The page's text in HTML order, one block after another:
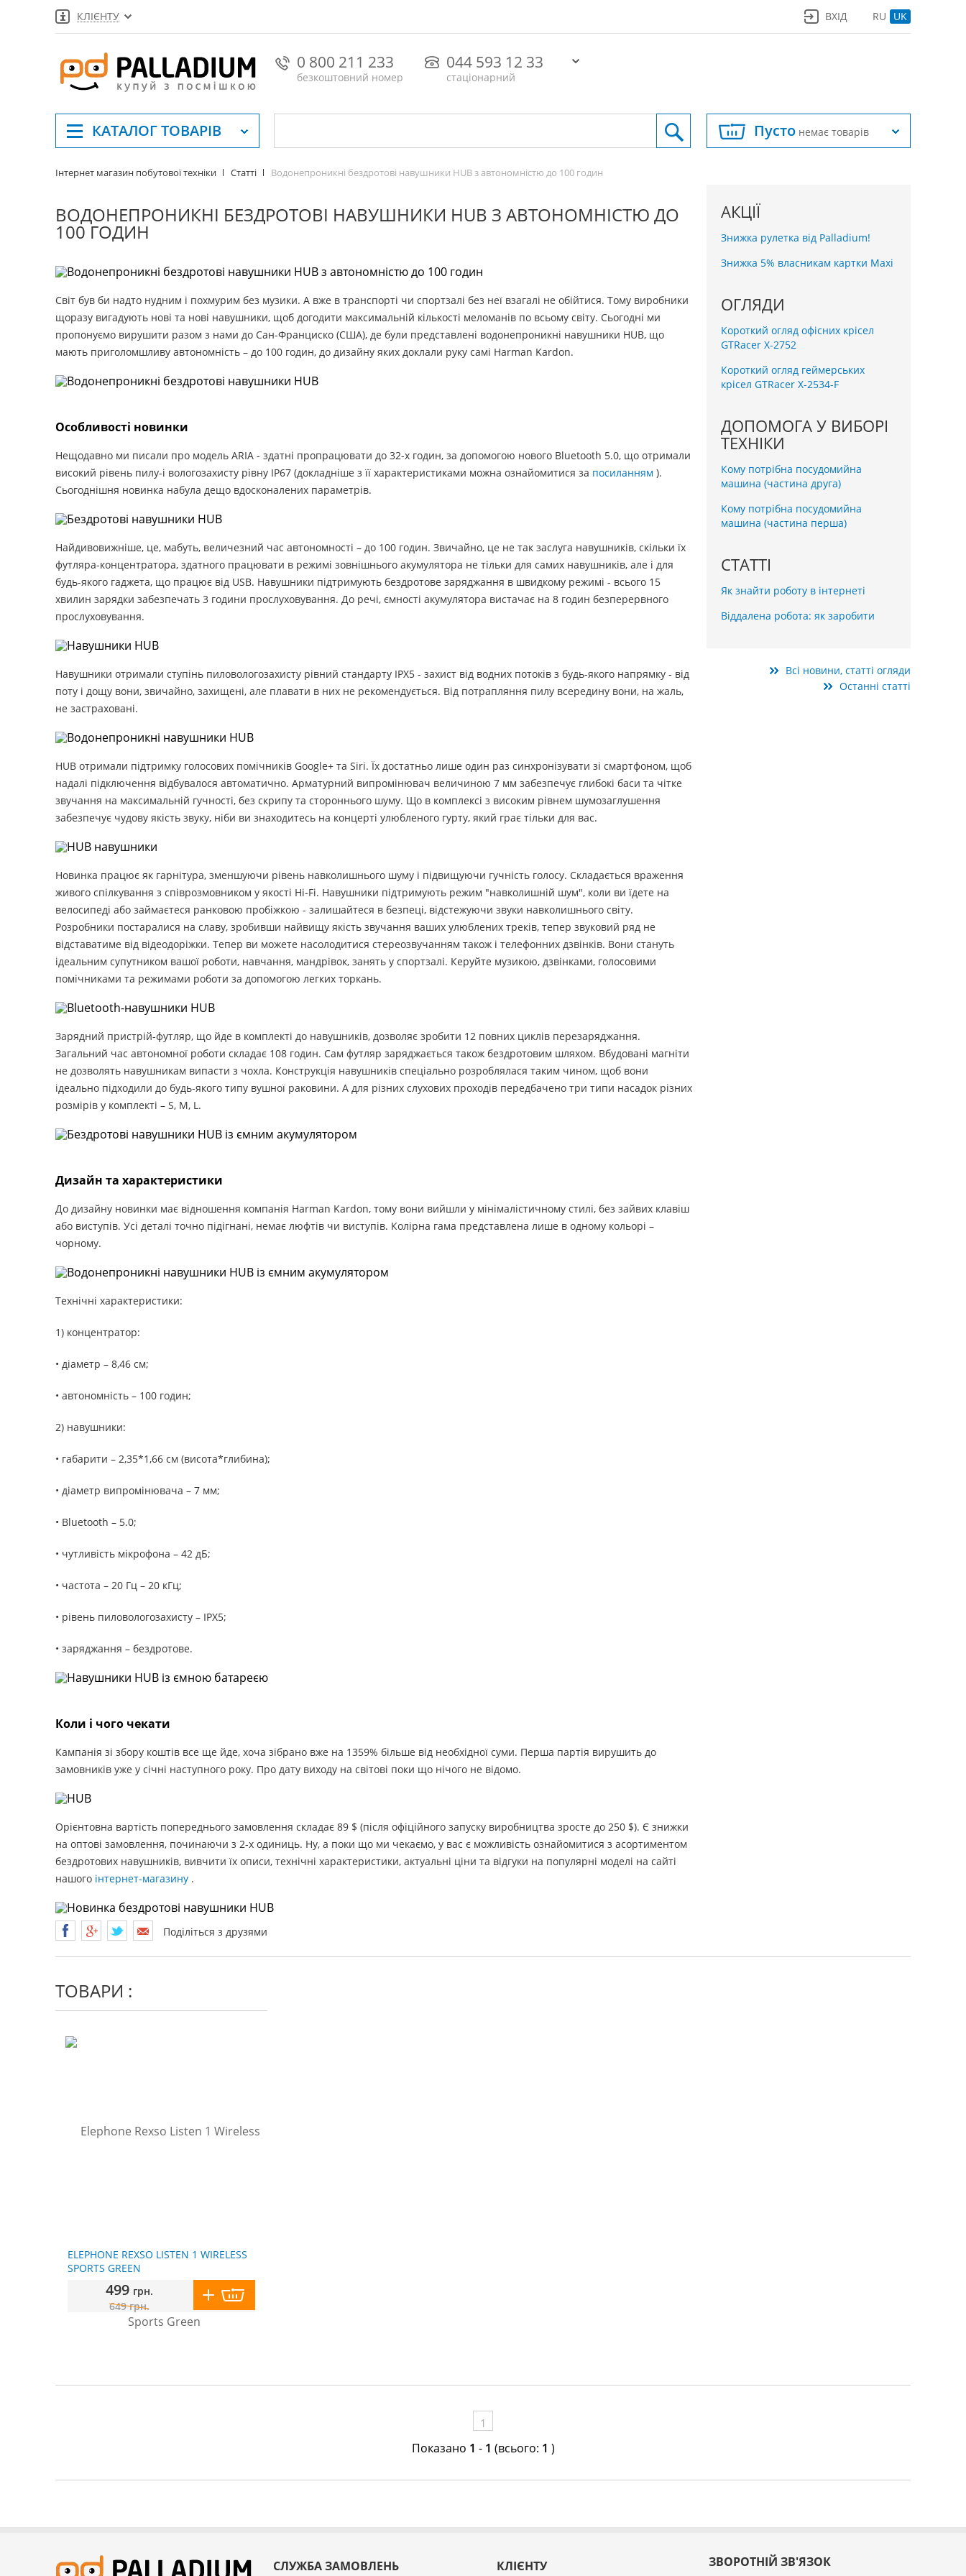
КЛІЄНТУ RU UK
ВХІД
0 800 211 233
безкоштовний номер
044 593 12 33
стаціонарний
КАТАЛОГТОВАРІВ Пусто немає товарів
Інтернет магазин побутової техніки Статті Водонепроникні бездротові навушники HUB з автономністю до 100 годин
ВОДОНЕПРОНИКНІ БЕЗДРОТОВІ НАВУШНИКИ HUB З АВТОНОМНІСТЮ ДО
100 ГОДИН
Світ був би надто нудним і похмурим без музики. А вже в транспорті чи спортзалі без неї взагалі не обійтися. Тому виробники
щоразу вигадують нові та нові навушники, щоб догодити максимальній кількості меломанів по всьому світу. Сьогодні ми
пропонуємо вирушити разом з нами до Сан-Франциско (США), де були представлені водонепроникні навушники HUB, що
мають приголомшливу автономність – до 100 годин, до дизайну яких доклали руку самі Harman Kardon.
Особливості новинки
Нещодавно ми писали про модель ARIA - здатні пропрацювати до 32-х годин, за допомогою нового Bluetooth 5.0, що отримали
високий рівень пилу-і вологозахисту рівну IP67 (докладніше з її характеристиками можна ознайомитися за посиланням ).
Сьогоднішня новинка набула дещо вдосконалених параметрів.
Найдивовижніше, це, мабуть, величезний час автономності – до 100 годин. Звичайно, це не так заслуга навушників, скільки їх
футляра-концентратора, здатного працювати в режимі зовнішнього акумулятора не тільки для самих навушників, але і для
будь-якого гаджета, що працює від USB. Навушники підтримують бездротове заряджання в швидкому режимі - всього 15
хвилин зарядки забезпечать 3 години прослуховування. До речі, ємності акумулятора вистачає на 8 годин безперервного
прослуховування.
Навушники отримали ступінь пиловологозахисту рівний стандарту IPX5 - захист від водних потоків з будь-якого напрямку - від
поту і дощу вони, звичайно, захищені, але плавати в них не рекомендується. Від потрапляння пилу всередину вони, на жаль,
не застраховані.
HUB отримали підтримку голосових помічників Google+ та Siri. Їх достатньо лише один раз синхронізувати зі смартфоном, щоб
надалі підключення відбувалося автоматично. Арматурний випромінювач величиною 7 мм забезпечує глибокі баси та чітке
звучання на максимальній гучності, без скрипу та стороннього шуму. Що в комплексі з високим рівнем шумозаглушення
забезпечує чудову якість звуку, ніби ви знаходитесь на концерті улюбленого гурту, який грає тільки для вас.
Новинка працює як гарнітура, зменшуючи рівень навколишнього шуму і підвищуючи гучність голосу. Складається враження
живого спілкування з співрозмовником у якості Hi-Fi. Навушники підтримують режим "навколишній шум", коли ви їдете на
велосипеді або займаєтеся ранковою пробіжкою - залишайтеся в безпеці, відстежуючи звуки навколишнього світу.
Розробники постаралися на славу, зробивши найвищу якість звучання ваших улюблених треків, тепер звуковий ряд не
відставатиме від відеодоріжки. Тепер ви можете насолодитися стереозвучанням також і телефонних дзвінків. Вони стануть
ідеальним супутником вашої роботи, навчання, мандрівок, занять у спортзалі. Керуйте музикою, дзвінками, голосовими
помічниками та режимами роботи за допомогою легких торкань.
Зарядний пристрій-футляр, що йде в комплекті до навушників, дозволяє зробити 12 повних циклів перезаряджання.
Загальний час автономної роботи складає 108 годин. Сам футляр заряджається також бездротовим шляхом. Вбудовані магніти
не дозволять навушникам випасти з чохла. Конструкція навушників спеціально розроблялася таким чином, щоб вони
ідеально підходили до будь-якого типу вушної раковини. А для різних слухових проходів передбачено три типи насадок різних
розмірів у комплекті – S, M, L.
Дизайн та характеристики
До дизайну новинки має відношення компанія Harman Kardon, тому вони вийшли у мінімалістичному стилі, без зайвих клавіш
або виступів. Усі деталі точно підігнані, немає люфтів чи виступів. Колірна гама представлена ​​лише в одному кольорі –
чорному.
Технічні характеристики:
1) концентратор:
• діаметр – 8,46 см;
• автономність – 100 годин;
2) навушники:
• габарити – 2,35*1,66 см (висота*глибина);
• діаметр випромінювача – 7 мм;
• Bluetooth – 5.0;
• чутливість мікрофона – 42 дБ;
• частота – 20 Гц – 20 кГц;
• рівень пиловологозахисту – IPX5;
• заряджання – бездротове.
Коли і чого чекати
Кампанія зі збору коштів все ще йде, хоча зібрано вже на 1359% більше від необхідної суми. Перша партія вирушить до
замовників уже у січні наступного року. Про дату виходу на світові поки що нічого не відомо.
Орієнтовна вартість попереднього замовлення складає 89 $ (після офіційного запуску виробництва зросте до 250 $). Є знижки
на оптові замовлення, починаючи з 2-х одиниць. Ну, а поки що ми чекаємо, у вас є можливість ознайомитися з асортиментом
бездротових навушників, вивчити їх описи, технічні характеристики, актуальні ціни та відгуки на популярні моделі на сайті
нашого інтернет-магазину .
Поділіться з друзями
АКЦІЇ
Знижка рулетка від Palladium!
Знижка 5% власникам картки Maxi
ОГЛЯДИ
Короткий огляд офісних крісел
GTRacer X-2752
Короткий огляд геймерських
крісел GTRacer X-2534-F
ДОПОМОГА У ВИБОРІ
ТЕХНІКИ
Кому потрібна посудомийна
машина (частина друга)
Кому потрібна посудомийна
машина (частина перша)
СТАТТІ
Як знайти роботу в інтернеті
Віддалена робота: як заробити
Всі новини, статті огляди
Останні статті
ТОВАРИ :
ELEPHONE REXSO LISTEN 1 WIRELESS
SPORTS GREEN
499 грн.
649грн.
1
Показано 1 - 1 (всього: 1 )
СЛУЖБА ЗАМОВЛЕНЬ КЛІЄНТУ ЗВОРОТНІЙ ЗВ'ЯЗОК